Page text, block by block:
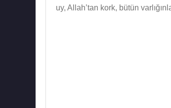
uy, Allah’tan kork, bütün